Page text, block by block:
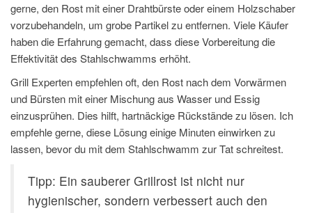
gerne, den Rost mit einer Drahtbürste oder einem Holzschaber
vorzubehandeln, um grobe Partikel zu entfernen. Viele Käufer
haben die Erfahrung gemacht, dass diese Vorbereitung die
Effektivität des Stahlschwamms erhöht.
Grill Experten empfehlen oft, den Rost nach dem Vorwärmen
und Bürsten mit einer Mischung aus Wasser und Essig
einzusprühen. Dies hilft, hartnäckige Rückstände zu lösen. Ich
empfehle gerne, diese Lösung einige Minuten einwirken zu
lassen, bevor du mit dem Stahlschwamm zur Tat schreitest.
Tipp: Ein sauberer Grillrost ist nicht nur
hygienischer, sondern verbessert auch den